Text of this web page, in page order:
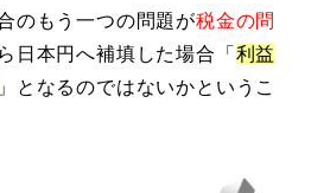
のもう一つの問題が税金の問
本円へ補填した場合「 利益
」となるのではないかというこ